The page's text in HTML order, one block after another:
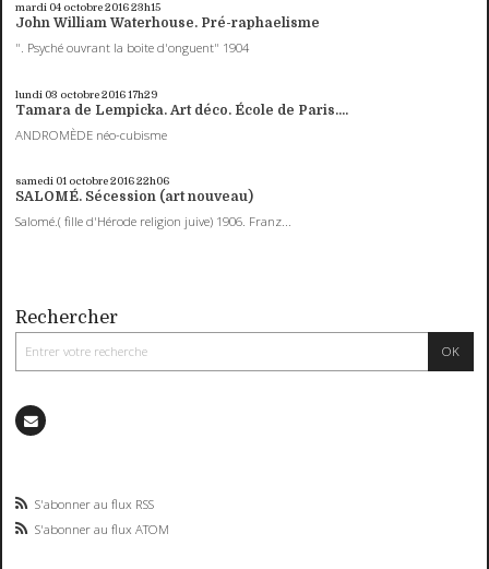
mardi 04 octobre 201623h15
John William Waterhouse. Pré-raphaelisme
". Psyché ouvrant la boite d'onguent" 1904
lundi 03 octobre 201617h29
Tamara de Lempicka. Art déco. École de Paris....
ANDROMÈDE néo-cubisme
samedi 01 octobre 201622h06
SALOMÉ. Sécession (art nouveau)
Salomé.( fille d'Hérode religion juive) 1906. Franz...
Rechercher
S'abonner au flux RSS
S'abonner au flux ATOM